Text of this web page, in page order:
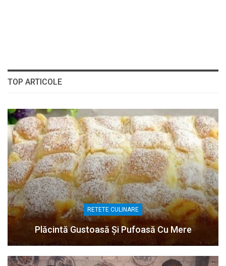
TOP ARTICOLE
RETETE CULINARE
Plăcintă Gustoasă Și Pufoasă Cu Mere